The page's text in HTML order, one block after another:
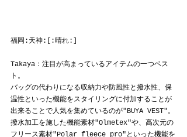
福岡:天神:[:晴れ:]
Takaya：注目が高まっているアイテムの一つベス
ト。
バッグの代わりになる収納力や防風性と撥水性、保
温性といった機能をスタイリングに付加することが
出来ることで人気を集めているのが"BUYA VEST"。
撥水加工を施した機能素材"Olmetex"や、高次元の
フリース素材"Polar fleece pro"といった機能を